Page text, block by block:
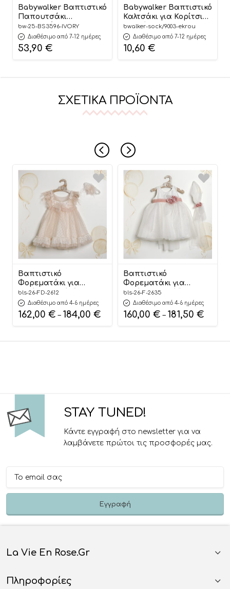
Babywalker Βαπτιστικό
Παπουτσάκι
Περπατήματος για
Κορίτσι Γοβάκι Μονή
Μπαρέτα
Διακοσμημένη με
bw-25-BS3596-IVORY
Διαθέσιμο από 7-12 ημέρες
53,90 €
Babywalker Βαπτιστικό
Καλτσάκι για Κορίτσι
Εκρού 9003
bwalker-sock/9003-ekrou
Διαθέσιμο από 7-12 ημέρες
10,60 €
ΣΧΕΤΙΚΆ ΠΡΟΪΌΝΤΑ
Βαπτιστικό
Φορεματάκι για
Κορίτσι Σομόν “Blush
Feather Elegance”
ΦΔ-2612, Lollipop
bls-26-FD-2612
Διαθέσιμο από 4-6 ημέρες
162,00 € – 184,00 €
Βαπτιστικό
Φορεματάκι για
Κορίτσι Λευκό “Pure
Floral Elegance”
Φ-2635, Lollipop
bls-26-F-2635
Διαθέσιμο από 4-6 ημέρες
160,00 € – 181,50 €
STAY TUNED!
Κάντε εγγραφή στο newsletter για να
λαμβάνετε πρώτοι τις προσφορές μας.
La Vie En Rose.gr
Πληροφορίες